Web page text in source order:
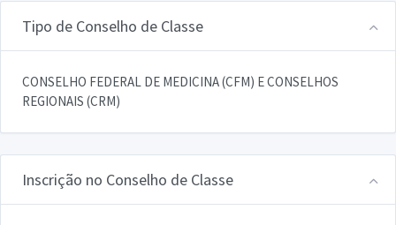
Tipo de Conselho de Classe
CONSELHO FEDERAL DE MEDICINA (CFM) E CONSELHOS
REGIONAIS (CRM)
Inscrição no Conselho de Classe